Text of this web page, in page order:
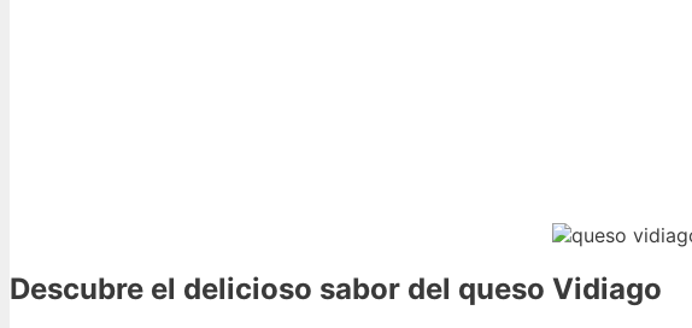
Descubre el delicioso sabor del queso Vidiago